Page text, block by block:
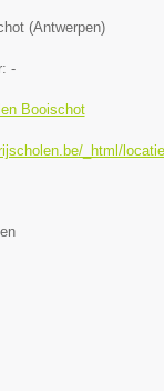
(Antwerpen)
-
Booischot
_html/